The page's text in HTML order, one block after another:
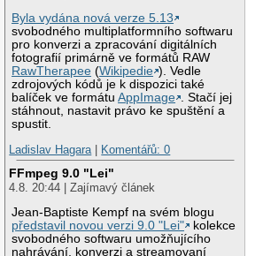
Byla vydána nová verze 5.13
svobodného multiplatformního softwaru
pro konverzi a zpracování digitálních
fotografií primárně ve formátů RAW
RawTherapee (Wikipedie ). Vedle
zdrojových kódů je k dispozici také
balíček ve formátuAppImage
. Stačí jej
stáhnout, nastavit právo ke spuštění a
spustit.
Ladislav Hagara| Komentářů: 0
FFmpeg 9.0 "Lei"
4.8. 20:44 | Zajímavý článek
Jean-Baptiste Kempf na svém blogu
představil novou verzi 9.0 "Lei"
kolekce
svobodného softwaru umožňujícího
nahrávání, konverzi a streamovaní